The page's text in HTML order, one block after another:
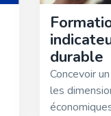
durable
Concevoir
les